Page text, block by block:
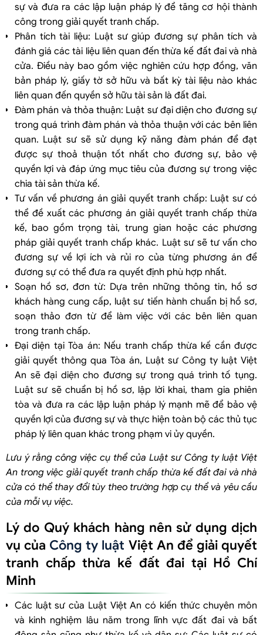
sự và đưa ra các lập luận pháp lý để tăng cơ hội thành
công trong giải quyết tranh chấp.
Phân tích tài liệu: Luật sư giúp đương sự phân tích và
đánh giá các tài liệu liên quan đến thừa kế đất đai và nhà
cửa. Điều này bao gồm việc nghiên cứu hợp đồng, văn
bản pháp lý, giấy tờ sở hữu và bất kỳ tài liệu nào khác
liên quan đến quyền sở hữu tài sản là đất đai.
Đàm phán và thỏa thuận: Luật sư đại diện cho đương sự
trong quá trình đàm phán và thỏa thuận với các bên liên
quan. Luật sư sẽ sử dụng kỹ năng đàm phán để đạt
được sự thoả thuận tốt nhất cho đương sự, bảo vệ
quyền lợi và đáp ứng mục tiêu của đương sự trong việc
chia tài sản thừa kế.
Tư vấn về phương án giải quyết tranh chấp: Luật sư có
thể đề xuất các phương án giải quyết tranh chấp thừa
kế, bao gồm trọng tài, trung gian hoặc các phương
pháp giải quyết tranh chấp khác. Luật sư sẽ tư vấn cho
đương sự về lợi ích và rủi ro của từng phương án để
đương sự có thể đưa ra quyết định phù hợp nhất.
Soạn hồ sơ, đơn từ: Dựa trên những thông tin, hồ sơ
khách hàng cung cấp, luật sư tiến hành chuẩn bị hồ sơ,
soạn thảo đơn từ để làm việc với các bên liên quan
trong tranh chấp.
Đại diện tại Tòa án: Nếu tranh chấp thừa kế cần được
giải quyết thông qua Tòa án, Luật sư Công ty luật Việt
An sẽ đại diện cho đương sự trong quá trình tố tụng.
Luật sư sẽ chuẩn bị hồ sơ, lập lời khai, tham gia phiên
tòa và đưa ra các lập luận pháp lý mạnh mẽ để bảo vệ
quyền lợi của đương sự và thực hiện toàn bộ các thủ tục
pháp lý liên quan khác trong phạm vi ủy quyền.
Lưu ý rằng công việc cụ thể của Luật sư Công ty luật Việt
An trong việc giải quyết tranh chấp thừa kế đất đai và nhà
cửa có thể thay đổi tùy theo trường hợp cụ thể và yêu cầu
của mỗi vụ việc.
Lý do Quý khách hàng nên sử dụng dịch
vụ của Công ty luật Việt An để giải quyết
tranh chấp thừa kế đất đai tại Hồ Chí
Minh
Các luật sư của Luật Việt An có kiến thức chuyên môn
và kinh nghiệm lâu năm trong lĩnh vực đất đai và bất